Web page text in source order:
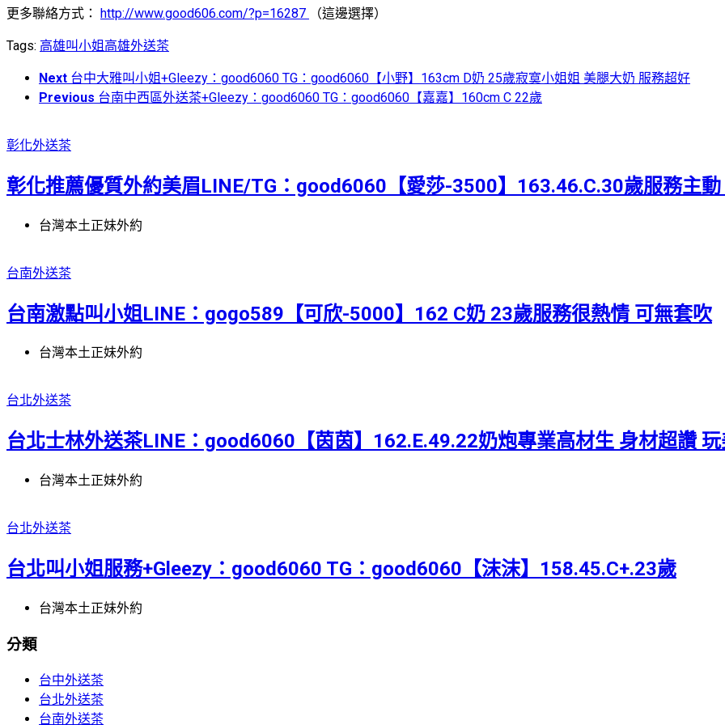
更多聯絡方式： http://www.good606.com/?p=16287 （這邊選擇）
Tags: 高雄叫小姐 高雄外送茶
Next 台中大雅叫小姐+Gleezy：good6060 TG：good6060【小野】163cm D奶 25歲寂寞小姐姐 美腿大奶 服務超好
Previous 台南中西區外送茶+Gleezy：good6060 TG：good6060【嘉嘉】160cm C 22歲
彰化外送茶
彰化推薦優質外約美眉LINE/TG：good6060【愛莎-3500】163.46.C.30歲服務主
台灣本土正妹外約
台南外送茶
台南激點叫小姐LINE：gogo589【可欣-5000】162 C奶 23歲服務很熱情 可無套吹
台灣本土正妹外約
台北外送茶
台北士林外送茶LINE：good6060【茵茵】162.E.49.22奶炮專業高材生 身材超讚
台灣本土正妹外約
台北外送茶
台北叫小姐服務+Gleezy：good6060 TG：good6060【沫沫】158.45.C+.23歲
台灣本土正妹外約
分類
台中外送茶
台北外送茶
台南外送茶